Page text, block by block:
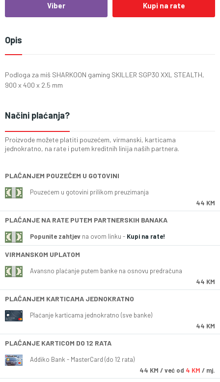
Viber Kupi na rate
Opis
Podloga za miš SHARKOON gaming SKILLER SGP30 XXL STEALTH,
900 x 400 x 2.5 mm
Načini plaćanja?
Proizvode možete platiti pouzećem, virmanski, karticama
jednokratno, na rate i putem kreditnih linija naših partnera.
PLAĆANJEM POUZEĆEM U GOTOVINI
Pouzećem u gotovini prilikom preuzimanja
44 KM
PLAĆANJE NA RATE PUTEM PARTNERSKIH BANAKA
Popunite zahtjev na ovom linku - Kupi na rate!
VIRMANSKOM UPLATOM
Avansno plaćanje putem banke na osnovu predračuna
44 KM
PLAĆANJEM KARTICAMA JEDNOKRATNO
Plaćanje karticama jednokratno (sve banke)
44 KM
PLAĆANJE KARTICOM DO 12 RATA
Addiko Bank - MasterCard (do 12 rata)
44 KM / već od 4 KM / mj.